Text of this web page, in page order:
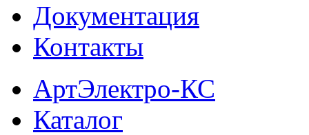
Документация
Контакты
АртЭлектро-КС
Каталог